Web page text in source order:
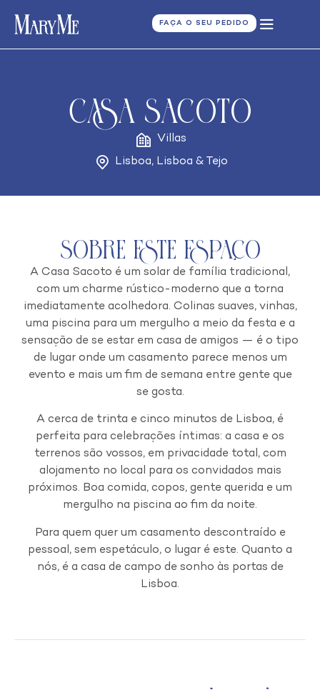
FAÇA O SEU PEDIDO
Casa Sacoto
Villas
Lisboa, Lisboa & Tejo
Sobre este espaço
A Casa Sacoto é um solar de família tradicional,
com um charme rústico-moderno que a torna
imediatamente acolhedora. Colinas suaves, vinhas,
uma piscina para um mergulho a meio da festa e a
sensação de se estar em casa de amigos — é o tipo
de lugar onde um casamento parece menos um
evento e mais um fim de semana entre gente que
se gosta.
A cerca de trinta e cinco minutos de Lisboa, é
perfeita para celebrações íntimas: a casa e os
terrenos são vossos, em privacidade total, com
alojamento no local para os convidados mais
próximos. Boa comida, copos, gente querida e um
mergulho na piscina ao fim da noite.
Para quem quer um casamento descontraído e
pessoal, sem espetáculo, o lugar é este. Quanto a
nós, é a casa de campo de sonho às portas de
Lisboa.